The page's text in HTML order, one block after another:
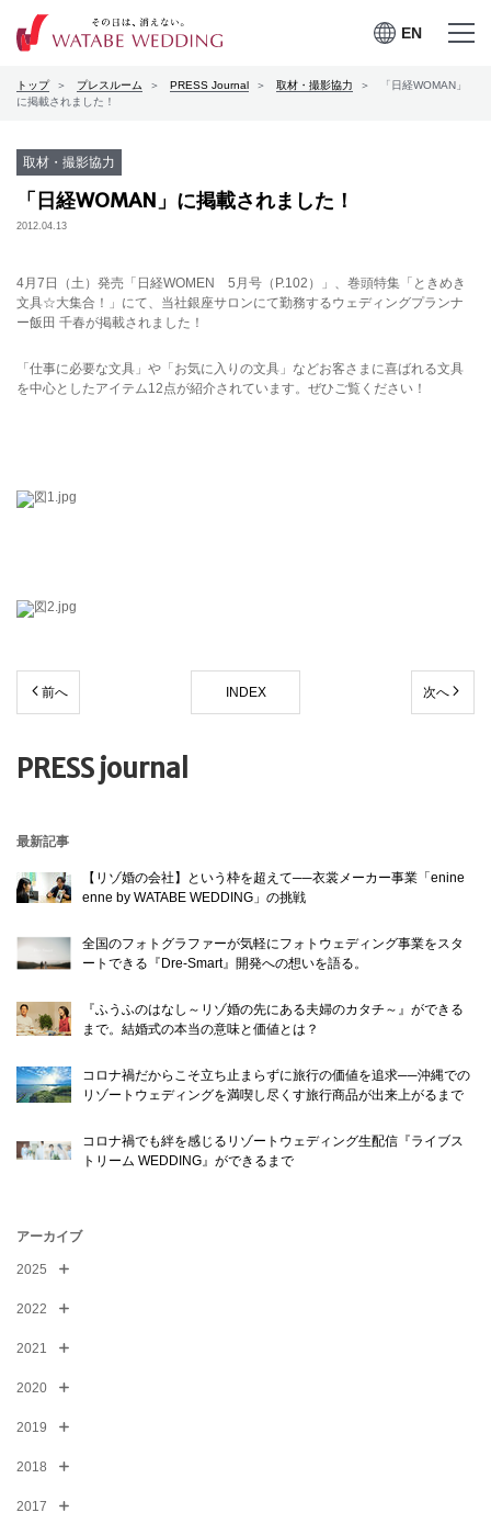
EN
を開く
EN
メニュー
プレスルーム
会社案内
CSRの取り組み
ワタベウェディングサービ
スサイト
採用情報
© WATABE WEDDING.
トップ プレスルーム PRESS Journal 取材・撮影協力
「日経WOMAN」
に掲載されました！
取材・撮影協力
「日経WOMAN」に掲載されました！
2012.04.13
4月7日（土）発売「日経WOMEN 5月号（P.102）」、巻頭特集「ときめき
文具☆大集合！」にて、当社銀座サロンにて勤務するウェディングプランナ
ー飯田 千春が掲載されました！
「仕事に必要な文具」や「お気に入りの文具」などお客さまに喜ばれる文具
を中心としたアイテム12点が紹介されています。ぜひご覧ください！
前へ 次へ
INDEX
PRESS journal
最新記事
【リゾ婚の会社】という枠を超えて──衣裳メーカー事業「enine
enne by WATABE WEDDING」の挑戦
全国のフォトグラファーが気軽にフォトウェディング事業をスタ
ートできる『Dre-Smart』開発への想いを語る。
『ふうふのはなし～リゾ婚の先にある夫婦のカタチ～』ができる
まで。結婚式の本当の意味と価値とは？
コロナ禍だからこそ立ち止まらずに旅行の価値を追求──沖縄での
リゾートウェディングを満喫し尽くす旅行商品が出来上がるまで
コロナ禍でも絆を感じるリゾートウェディング生配信『ライブス
トリーム WEDDING』ができるまで
アーカイブ
2025
2022
2021
2020
2019
2018
2017